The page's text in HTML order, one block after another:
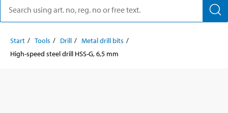
Start Tools Drill
Metal drill bits
High-speed steel drill HSS-G, 6,5 mm